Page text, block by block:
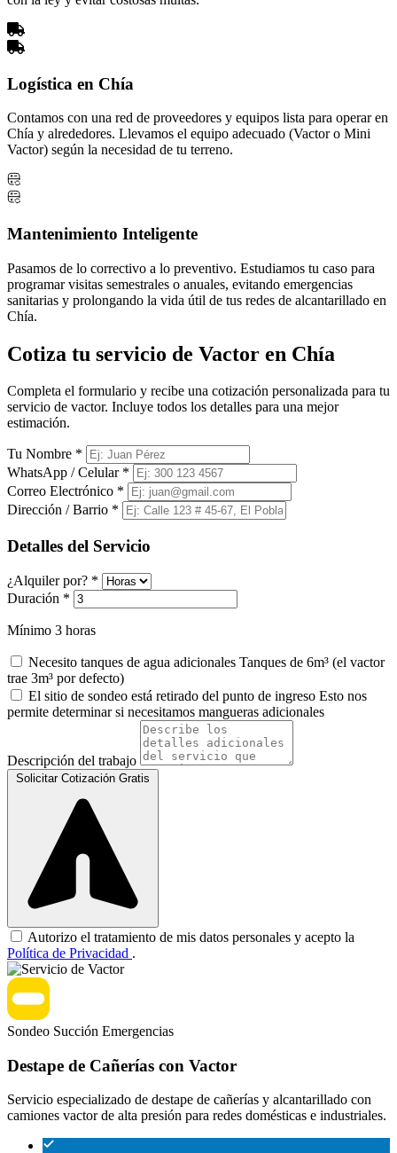
Logística en Chía
Contamos con una red de proveedores y equipos lista para operar en
Chía y alrededores. Llevamos el equipo adecuado (Vactor o Mini
Vactor) según la necesidad de tu terreno.
Mantenimiento Inteligente
Pasamos de lo correctivo a lo preventivo. Estudiamos tu caso para
programar visitas semestrales o anuales, evitando emergencias
sanitarias y prolongando la vida útil de tus redes de alcantarillado en
Chía.
Cotiza tu servicio de Vactor en Chía
Completa el formulario y recibe una cotización personalizada para tu
servicio de vactor. Incluye todos los detalles para una mejor
estimación.
Tu Nombre *
WhatsApp / Celular *
Correo Electrónico *
Dirección / Barrio *
Detalles del Servicio
¿Alquiler por? *
Duración *
Mínimo 3 horas
Necesito tanques de agua adicionales Tanques de 6m³ (el vactor
trae 3m³ por defecto)
El sitio de sondeo está retirado del punto de ingreso Esto nos
permite determinar si necesitamos mangueras adicionales
Descripción del trabajo
Solicitar Cotización Gratis
Autorizo el tratamiento de mis datos personales y acepto la
Política de Privacidad .
Sondeo Succión Emergencias
Destape de Cañerías con Vactor
Servicio especializado de destape de cañerías y alcantarillado con
camiones vactor de alta presión para redes domésticas e industriales.